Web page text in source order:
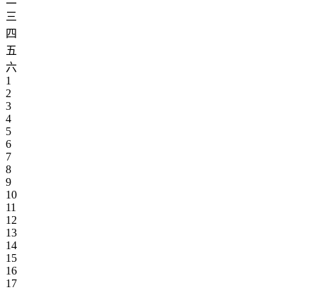
三
四
五
六
1
2
3
4
5
6
7
8
9
10
11
12
13
14
15
16
17